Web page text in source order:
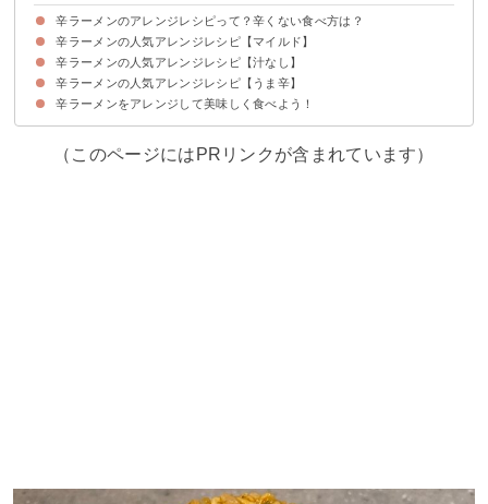
辛ラーメンのアレンジレシピって？辛くない食べ方は？
辛ラーメンの人気アレンジレシピ【マイルド】
①ウインナーと卵とチーズで甘辛辛ラーメン
②味噌と野菜でからさを和らげる辛ラーメン鍋
③牛乳とチーズでクリーミーな辛ラーメン＆リゾット
④初心者でも食べやすい辛ラーメンカルボナーラ
⑤辛ラーメンでインスタントトッポッキ
⑥豆乳でマイルドにする辛ラーメン
⑦ごま油と野菜がきいたマイルド辛ラーメン
辛ラーメンの人気アレンジレシピ【汁なし】
①トマト缶でイタリアンテイストな汁なし辛ラーメン
②汁なし辛ラーメンのカップ飯
③粉末スープで炒める辛ラーメン焼きそば
④辛ラーメンを使ったマイルド汁なし麺
⑤汁なし辛ラーメンのチーズタッカルビ風
辛ラーメンの人気アレンジレシピ【うま辛】
①調味料ちょい足しでうますぎ辛ラーメン
②公式サイトでも紹介された担々麺風辛ラーメン
③納豆トッピングでとろみのある辛ラーメン
④だしの素を使った辛くない辛ラーメン
⑤タイ風で美味しいココナッツ辛ラーメン
辛ラーメンをアレンジして美味しく食べよう！
（このページにはPRリンクが含まれています）